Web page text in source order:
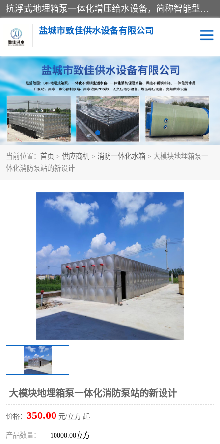
抗浮式地埋箱泵一体化增压给水设备，简称智能型泵站。它由由水泵机组、消防水箱、泵房三大部分组成，其抗浮效果好，因为设计时通过将底板与箱体联在一起，箱体重量抵消了地下水浮力。系统维护好，内部拉筋、泵站、管道，喷淋等各部运行正堂，无一损坏；结构更牢固。
盐城市致佳供水设备有限公司
当前位置： 首页 > 供应商机 > 消防一体化水箱 > 大模块地埋箱泵一
体化消防泵站的新设计
大模块地埋箱泵一体化消防泵站的新设计
价格： 350.00 元/立方 起
产品数量： 10000.00立方
消防一体化水箱 地埋箱泵一体化
一体化污水泵站